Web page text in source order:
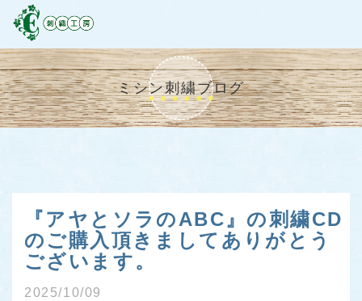
ミシン刺繍ブログ
『アヤとソラのABC』の刺繍CD
のご購入頂きましてありがとう
ございます。
2025/10/09